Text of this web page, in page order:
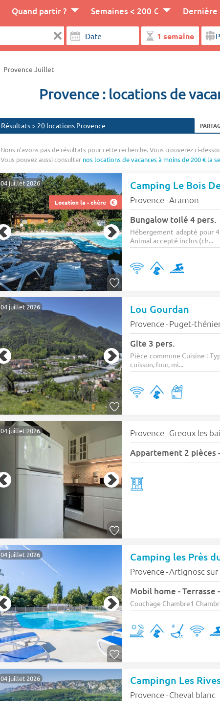
Quand partir ? Semaines < 200 €
Provence Juillet
Provence : locations de
Résultats > 20 locations Provence
Nous n'avons pas de résultats pour cette recherche. Vous trouverez ci-
Vous pouvez aussi consulter nos locations de vacances à moins de 200 € la
Location la - chère
04 juillet 2026 Camping Le Bois
Provence-Aramon
Bungalow toilé 4 pers.
Hébergement adapté pour
Animal accepté inclus (ch...
04 juillet 2026 Lou Gourdan
Provence- Puget-
Gîte 3 pers.
Pièce commune Cuisine :
cuisson, four, mi...
04 juillet 2026 Provence- Greoux les
04 juillet 2026 Camping les Près
Provence-Artignosc
Mobil home - Terrasse
Couchage Chambre1
04 juillet 2026 Campingn Les
Provence- Cheval blanc